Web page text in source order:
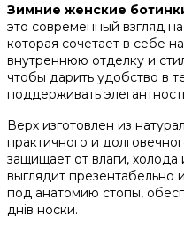
Зимние женские
это современный взгляд
которая сочетает в себе
внутреннюю отделку и
чтобы дарить удобство в
поддерживать
Верх изготовлен из
практичного и
защищает от влаги,
выглядит презентабельно
под анатомию стопы,
днів носки.